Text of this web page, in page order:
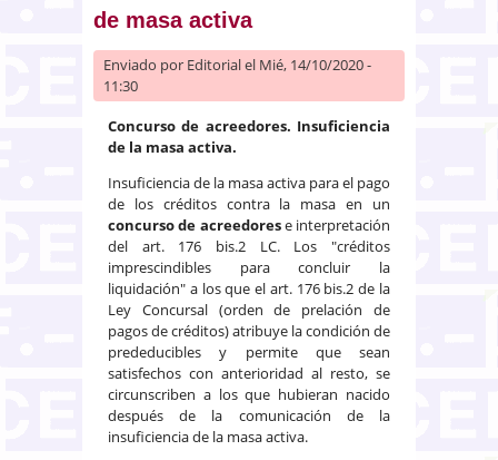
de masa activa
Enviado por Editorialel Mié, 14/10/2020 -
11:30
Concurso de acreedores. Insuficiencia
de la masa activa.
Insuficiencia de la masa activa para el pago
de los créditos contra la masa en un
concurso de acreedorese interpretación
del art. 176 bis.2 LC. Los "créditos
imprescindibles para concluir la
liquidación" a los que el art. 176 bis.2 de la
Ley Concursal (orden de prelación de
pagos de créditos) atribuye la condición de
prededucibles y permite que sean
satisfechos con anterioridad al resto, se
circunscriben a los que hubieran nacido
después de la comunicación de la
insuficiencia de la masa activa.